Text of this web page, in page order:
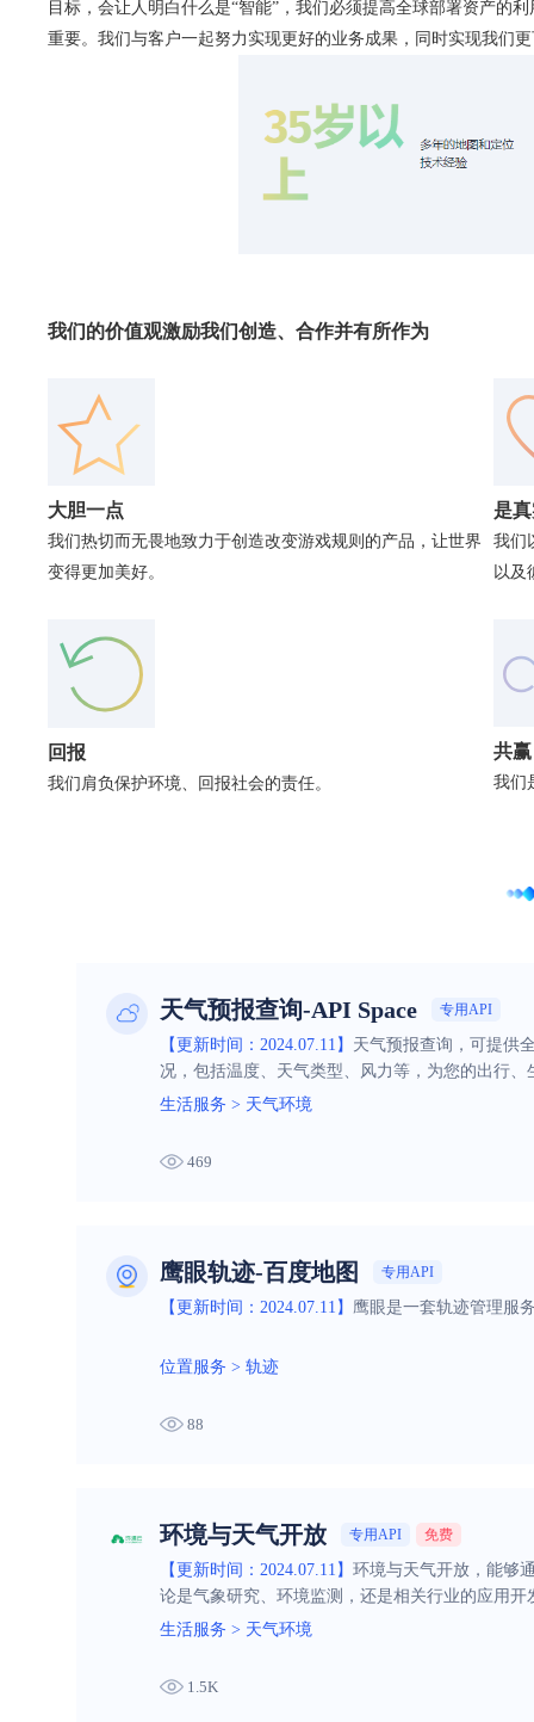
目标，会让人明白什么是“智能”，我们​​必须提高全球部署资产的
重要。我们与客户一起努力实现更好的业务成果，同时实现我们
我们的价值观激励我们创造、合作并有所作为
大胆一点
我们热切而无畏地致力于创造改变游戏规则的产品，让世界
变得更加美好。
是
我们
以及
回报
我们肩负保护环境、回报社会的责任。
共赢
我们
天气预报查询-API Space 专用API
【更新时间：2024.07.11】 天气预报查询，可提供
况，包括温度、天气类型、风力等，为您的出行
生活服务 > 天气环境
469
鹰眼轨迹-百度地图 专用API
【更新时间：2024.07.11】 鹰眼是一套轨迹管理服
位置服务 > 轨迹
88
环境与天气开放 专用API 免费
【更新时间：2024.07.11】 环境与天气开放，能够
论是气象研究、环境监测，还是相关行业的应用
生活服务 > 天气环境
1.5K